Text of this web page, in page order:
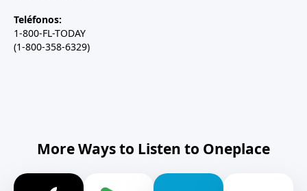
Teléfonos:
1-800-FL-TODAY
(1-800-358-6329)
More Ways to Listen to Oneplace